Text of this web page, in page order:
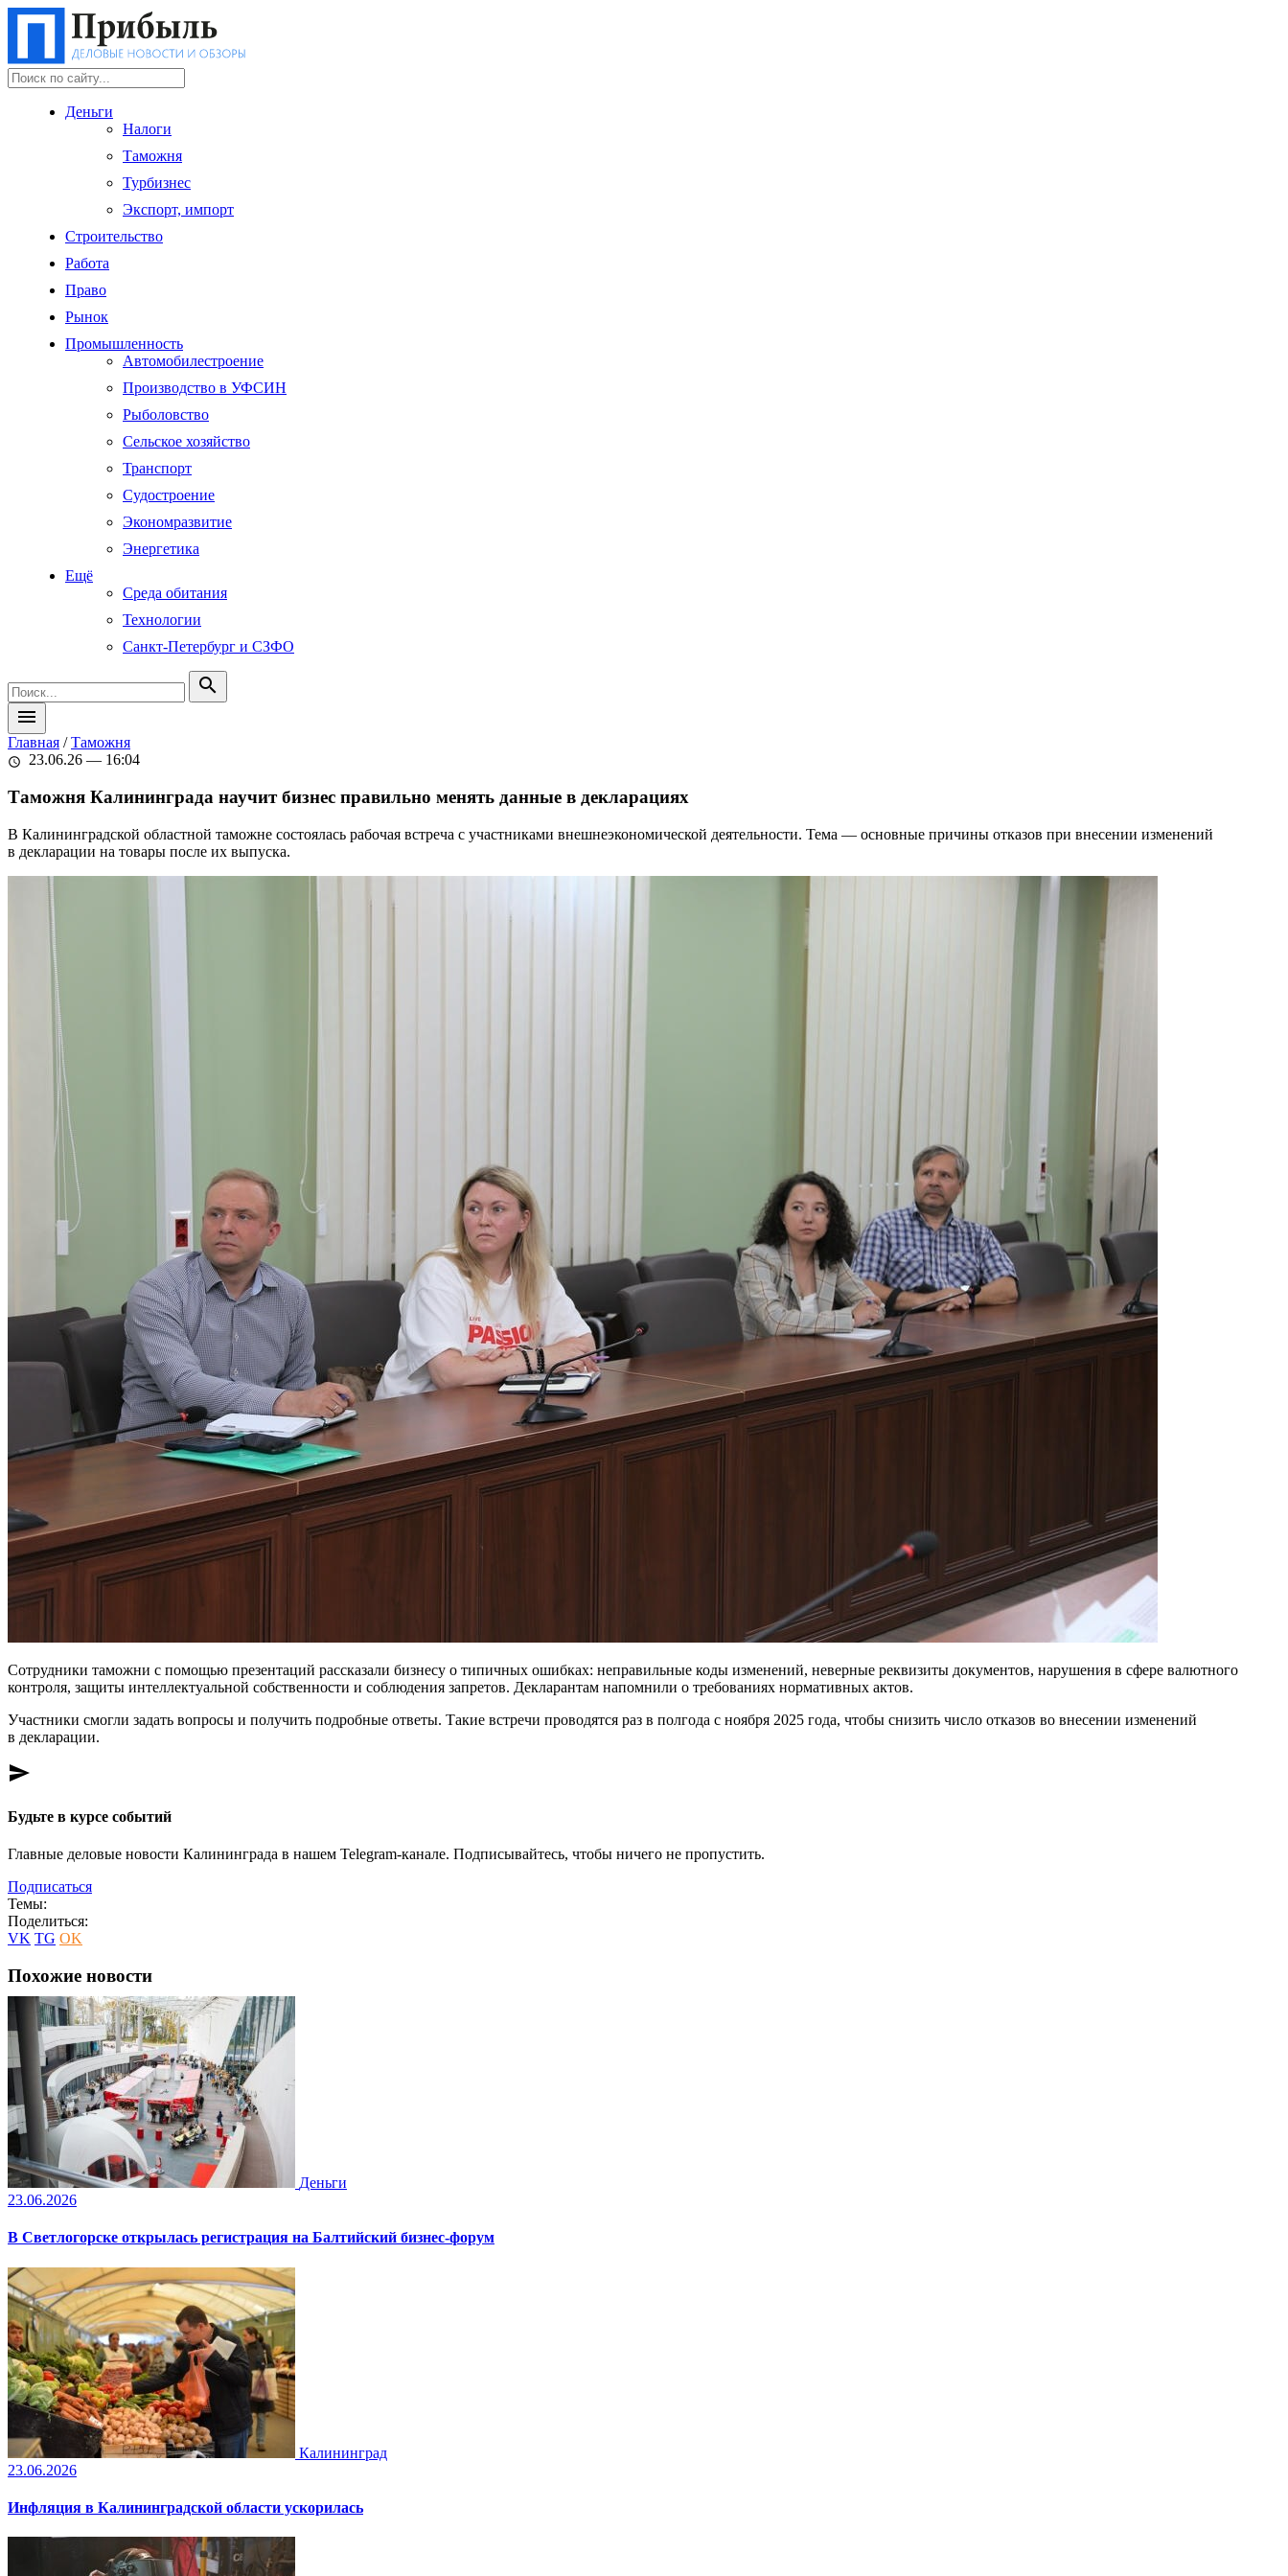
Деньги
Налоги
Таможня
Турбизнес
Экспорт, импорт
Строительство
Работа
Право
Рынок
Промышленность
Автомобилестроение
Производство в УФСИН
Рыболовство
Сельское хозяйство
Транспорт
Судостроение
Экономразвитие
Энергетика
Ещё
Среда обитания
Технологии
Санкт-Петербург и СЗФО
search
menu
Главная /Таможня
schedule 23.06.26 — 16:04
Таможня Калининграда научит бизнес правильно менять данные в декларациях
В Калининградской областной таможне состоялась рабочая встреча с участниками внешнеэкономической деятельности. Тема — основные причины отказов при внесении изменений
в декларации на товары после их выпуска.
Сотрудники таможни с помощью презентаций рассказали бизнесу о типичных ошибках: неправильные коды изменений, неверные реквизиты документов, нарушения в сфере валютного
контроля, защиты интеллектуальной собственности и соблюдения запретов. Декларантам напомнили о требованиях нормативных актов.
Участники смогли задать вопросы и получить подробные ответы. Такие встречи проводятся раз в полгода с ноября 2025 года, чтобы снизить число отказов во внесении изменений
в декларации.
send
Будьте в курсе событий
Главные деловые новости Калининграда в нашем Telegram-канале. Подписывайтесь, чтобы ничего не пропустить.
Подписаться
Темы:
Поделиться:
VK TG OK
Похожие новости
Деньги
23.06.2026
В Светлогорске открылась регистрация на Балтийский бизнес-форум
Калининград
23.06.2026
Инфляция в Калининградской области ускорилась